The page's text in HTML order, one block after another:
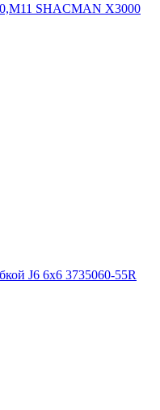
SHACMAN X3000
J6 6x6 3735060-55R